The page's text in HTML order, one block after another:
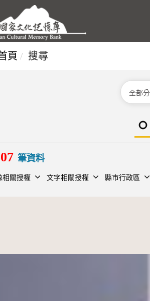
頁 搜尋
分類
筆資料
相關授權 文字相關授權 縣市行政區